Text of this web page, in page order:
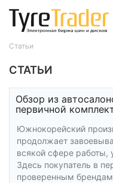
СТАТЬИ
Обзор из
первичной
Южнокорейский
продолжает
всякой сфере работы,
Здесь покупатель в
проверенным брендам
Статьи